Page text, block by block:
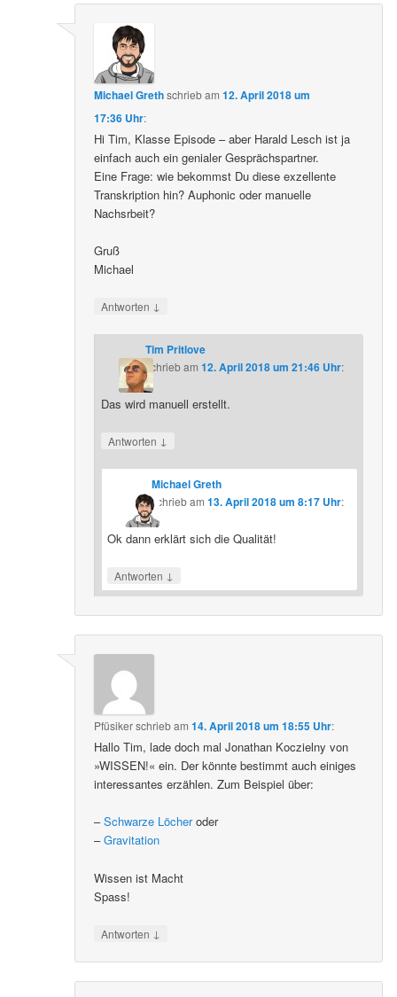
Michael Grethschriebam12. April 2018 um
17:36 Uhr:
Hi Tim, Klasse Episode – aber Harald Lesch ist ja
einfach auch ein genialer Gesprächspartner.
Eine Frage: wie bekommst Du diese exzellente
Transkription hin? Auphonic oder manuelle
Nachsrbeit?
Gruß
Michael
Antworten ↓
Tim Pritlove
schriebam 12. April 2018 um 21:46 Uhr:
Das wird manuell erstellt.
Antworten ↓
Michael Greth
schriebam13. April 2018 um 8:17 Uhr:
Ok dann erklärt sich die Qualität!
Antworten ↓
Pfüsikerschriebam14. April 2018 um 18:55 Uhr:
Hallo Tim, lade doch mal Jonathan Koczielny von
»WISSEN!« ein. Der könnte bestimmt auch einiges
interessantes erzählen. Zum Beispiel über:
–Schwarze Löcheroder
–Gravitation
Wissen ist Macht
Spass!
Antworten ↓